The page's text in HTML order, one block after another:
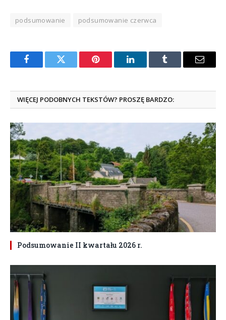
podsumowanie podsumowanie czerwca
FacebookTwitter Pinterest LinkedInTumblr Email
WIĘCEJ PODOBNYCH TEKSTÓW? PROSZĘ BARDZO:
Podsumowanie II kwartału 2026 r.